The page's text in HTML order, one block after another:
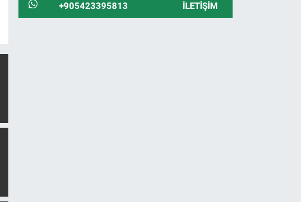
+905423395813 İLETIŞIM